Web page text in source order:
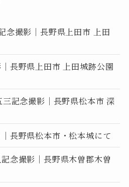
念撮影｜長野県上田市 上田
長野県上田市 上田城跡公園
記念撮影｜長野県松本市 深
長野県松本市・松本城にて
念撮影｜長野県木曽郡木曽